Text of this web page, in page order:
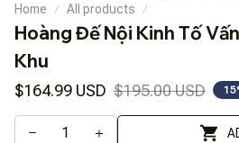
Home All products
Hoàng Đế Nội Kinh Tố
Khu
$164.99 USD $195.00 USD